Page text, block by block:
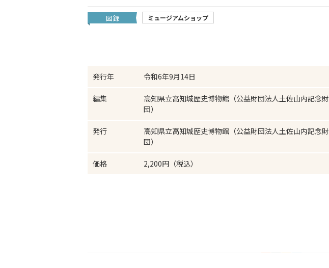
図録 ミュージアムショップ
発行年 令和6年9月14日
編集
高知県立高知城歴史博物館（公益財団法人土佐山内記念財
団）
発行
高知県立高知城歴史博物館（公益財団法人土佐山内記念財
団）
価格 2,200円（税込）